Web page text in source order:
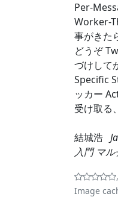
Per-
Worker-
事がきた
どうぞ
づけして
Specific
ッカー
受け取る
結城浩
入門 マ
Image